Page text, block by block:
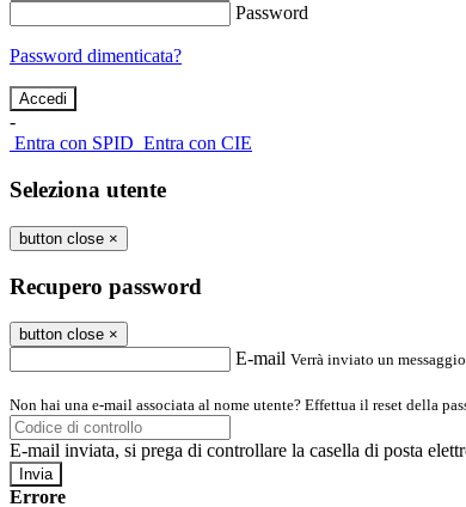
Password
Password dimenticata?
-
Entra con SPID Entra con CIE
Seleziona utente
button close ×
Recupero password
button close ×
E-mail Verrà inviato un
Non hai una e-mail associata al nome utente? Effettua il reset della
E-mail inviata, si prega di controllare la casella di posta
Errore